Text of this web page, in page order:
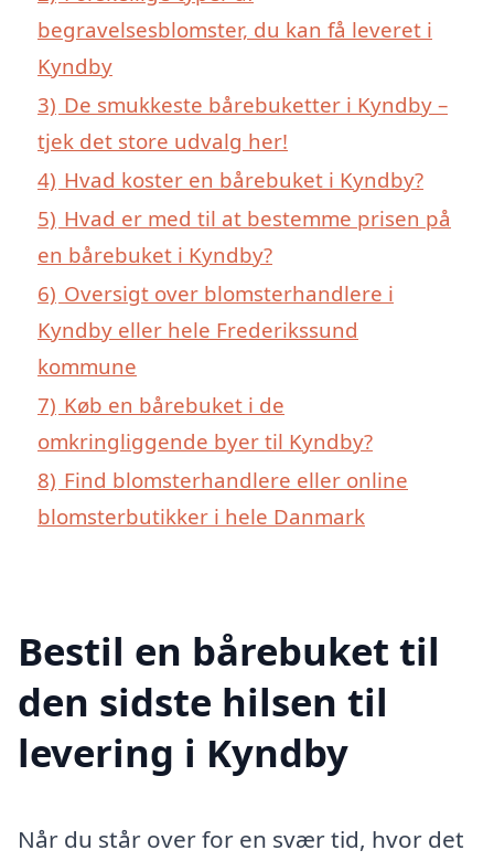
begravelsesblomster, du kan få leveret i
Kyndby
3) De smukkeste bårebuketter i Kyndby –
tjek det store udvalg her!
4) Hvad koster en bårebuket i Kyndby?
5) Hvad er med til at bestemme prisen på
en bårebuket i Kyndby?
6) Oversigt over blomsterhandlere i
Kyndby eller hele Frederikssund
kommune
7) Køb en bårebuket i de
omkringliggende byer til Kyndby?
8) Find blomsterhandlere eller online
blomsterbutikker i hele Danmark
Bestil en bårebuket til
den sidste hilsen til
levering i Kyndby
Når du står over for en svær tid, hvor det